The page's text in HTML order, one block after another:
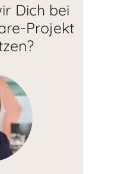
Dich bei
Projekt